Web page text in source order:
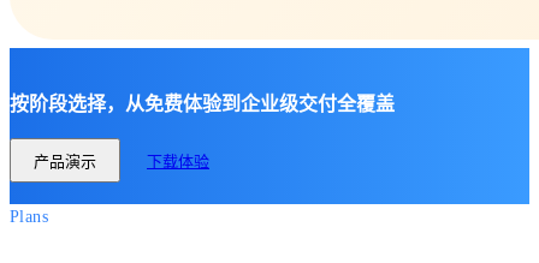
按阶段选择，从免费体验到企业级交付全覆盖
产品演示 下载体验
Plans